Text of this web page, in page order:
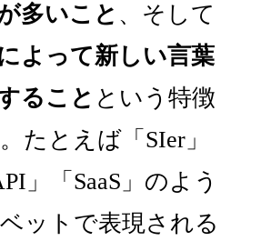
多いこと 、そして
よって新しい言葉
ること という特徴
たとえば「SIer」
」「SaaS」のよう
ットで表現される